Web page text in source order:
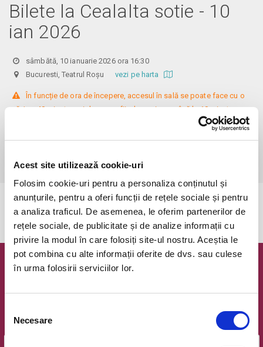
Acest site utilizează cookie-uri
Folosim cookie-uri pentru a personaliza conținutul și
anunțurile, pentru a oferi funcții de rețele sociale și pentru
a analiza traficul. De asemenea, le oferim partenerilor de
rețele sociale, de publicitate și de analize informații cu
privire la modul în care folosiți site-ul nostru. Aceștia le
pot combina cu alte informații oferite de dvs. sau culese
în urma folosirii serviciilor lor.
consimțământului
Necesare
Bilete la Cealalta sotie - 10
ian 2026
sâmbătă, 10 ianuarie 2026 ora 16:30
Bucuresti, Teatrul Roșu vezi pe harta
În funcție de ora de începere, accesul în sală se poate face cu o
oră / cu 40 minute mai devreme, fiind permis cu până la 10 minute
înainte de spectacol. Așezarea se realizează la mese de 2 (nr. limitat), 3
Informații suplimentare, la nr. de telefon 0773 825 249.
Evenimentul a expirat.
Newsletter @ Bilete.ro
Email